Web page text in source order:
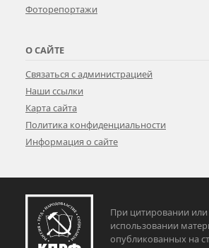
Фоторепортажи
О САЙТЕ
Связаться с администрацией
Наши ссылки
Карта сайта
Политика конфиденциальности
Информация о сайте
При цитировании
использовании
опубликованных на